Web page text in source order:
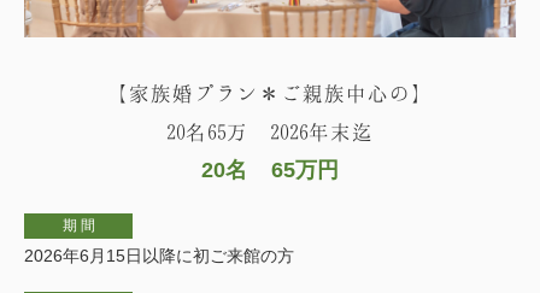
【家族婚プラン＊ご親族中心の】
20名65万 2026年末迄
20名 65万円
期 間
2026年6月15日以降に初ご来館の方